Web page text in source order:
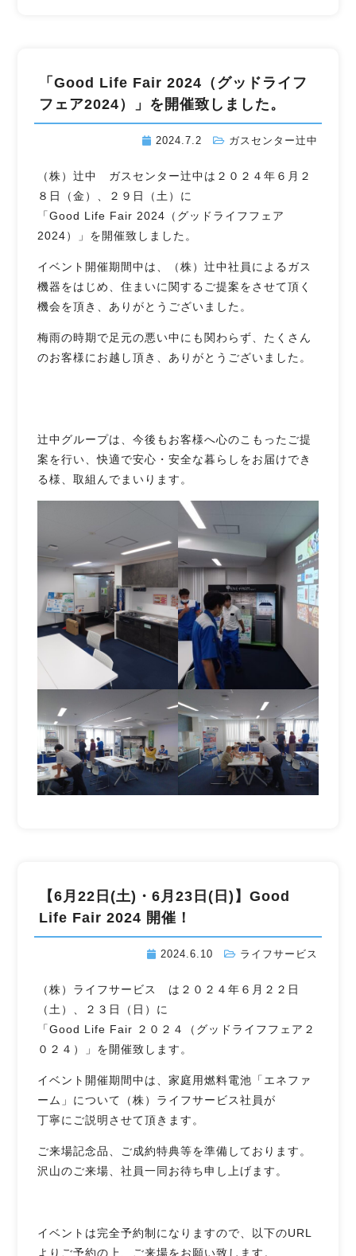
「Good Life Fair 2024（グッドライフ
フェア2024）」を開催致しました。
2024.7.2 ガスセンター辻󠄀中
（株）辻󠄀中 ガスセンター辻󠄀中は２０２４年６月２
８日（金）、２９日（土）に
「Good Life Fair 2024（グッドライフフェア
2024）」を開催致しました。
イベント開催期間中は、（株）辻󠄀中社員によるガス
機器をはじめ、住まいに関するご提案をさせて頂く
機会を頂き、ありがとうございました。
梅雨の時期で足元の悪い中にも関わらず、たくさん
のお客様にお越し頂き、ありがとうございました。
辻󠄀中グループは、今後もお客様へ心のこもったご提
案を行い、快適で安心・安全な暮らしをお届けでき
る様、取組んでまいります。
【6月22日(土)・6月23日(日)】Good
Life Fair 2024 開催！
2024.6.10 ライフサービス
（株）ライフサービス は２０２４年６月２２日
（土）、２３日（日）に
「Good Life Fair ２０２４（グッドライフフェア２
０２４）」を開催致します。
イベント開催期間中は、家庭用燃料電池「エネファ
ーム」について（株）ライフサービス社員が
丁寧にご説明させて頂きます。
ご来場記念品、ご成約特典等を準備しております。
沢山のご来場、社員一同お待ち申し上げます。
イベントは完全予約制になりますので、以下のURL
よりご予約の上、ご来場をお願い致します。